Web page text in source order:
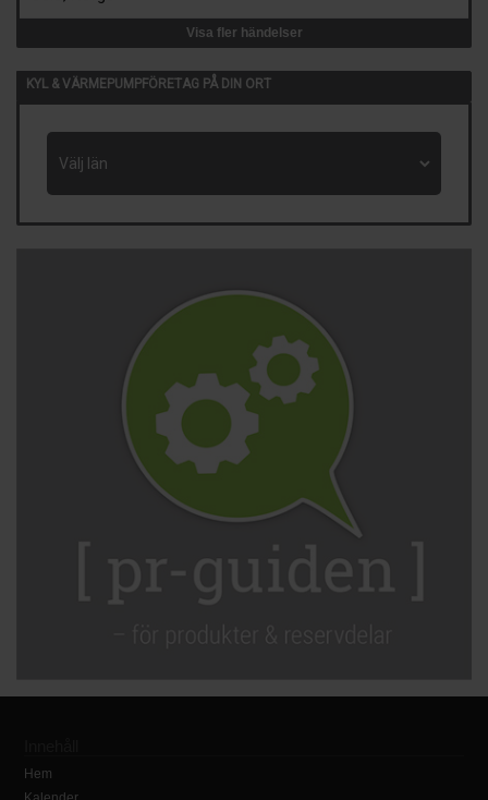
Visa fler händelser
KYL & VÄRMEPUMPFÖRETAG PÅ DIN ORT
Hem